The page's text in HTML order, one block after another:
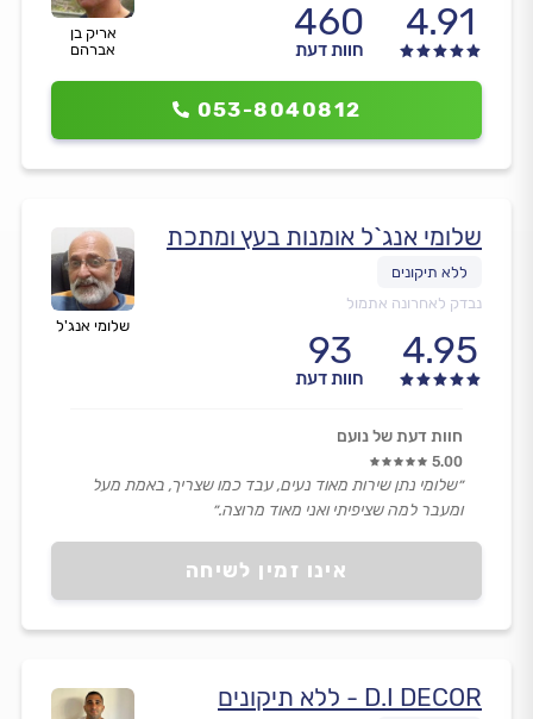
אריק בן
אברהם
4.91
460
חוות דעת
053-8040812
שלומי אנג'ל
שלומי אנג`ל אומנות בעץ ומתכת
נבדק לאחרונה אתמול
4.95
93
חוות דעת
אינו זמין לשיחה
חוות דעת של נועם
5.00
״שלומי נתן שירות מאוד נעים, עבד כמו שצריך, באמת מעל
ומעבר למה שציפיתי ואני מאוד מרוצה.״
D.I DECOR - ללא תיקונים